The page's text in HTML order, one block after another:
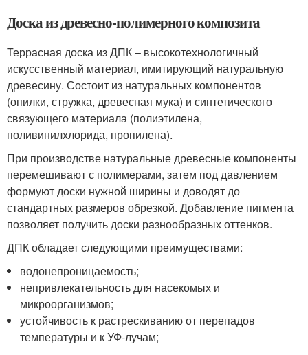
Доска из древесно-полимерного композита
Террасная доска из ДПК – высокотехнологичный
искусственный материал, имитирующий натуральную
древесину. Состоит из натуральных компонентов
(опилки, стружка, древесная мука) и синтетического
связующего материала (полиэтилена,
поливинилхлорида, пропилена).
При производстве натуральные древесные компоненты
перемешивают с полимерами, затем под давлением
формуют доски нужной ширины и доводят до
стандартных размеров обрезкой. Добавление пигмента
позволяет получить доски разнообразных оттенков.
ДПК обладает следующими преимуществами:
водонепроницаемость;
непривлекательность для насекомых и
микроорганизмов;
устойчивость к растрескиванию от перепадов
температуры и к УФ-лучам;